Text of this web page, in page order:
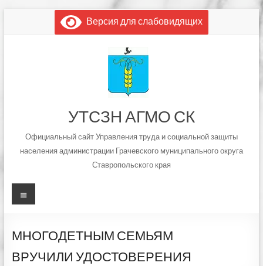
содержимому
Версия для слабовидящих
УТСЗН АГМО СК
Официальный сайт Управления труда и социальной защиты
населения администрации Грачевского муниципального округа
Ставропольского края
Меню
МНОГОДЕТНЫМ СЕМЬЯМ
ВРУЧИЛИ УДОСТОВЕРЕНИЯ